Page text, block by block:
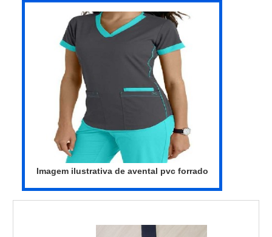
oferecer sempre a melhor opção para o
cliente final.EFICIÊNCIA E QUALIDADE
COMPROVADAApenas na Vinilseg
Impermeáveis existem as melhores
variedades no segmento quando o assunto
for vestimentas impermeáveis. A empresa
oferece opções como conjunto de pvc e
calça para saneamento com ótima
qualidade e excelente custo-benefício.Para
tal sucesso, a empresa investiu em
profissionais competentes e em
equipamentos inovadores. A Vinilseg
Impermeáveis é uma empresa que tem
e qualidade, o que garante uma entrega de
Imagem ilustrativa de avental pvc forrado